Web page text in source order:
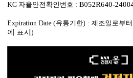
KC 자율안전확인번호 : B052R640-
Expiration Date (유통기한) : 제조일로부
에 표시 )